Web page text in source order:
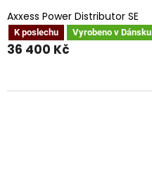
Axxess Power Distributor SE
K poslechu Vyrobeno v Dánsku
36 400 Kč